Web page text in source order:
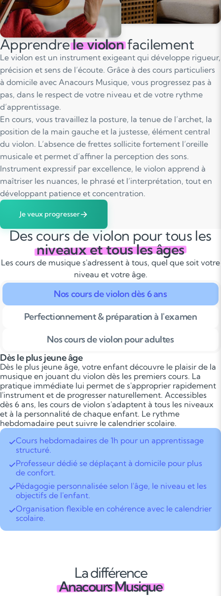
Apprendrele violonfacilement
Le violon est un instrument exigeant qui développe rigueur,
précision et sens de l’écoute. Grâce à des cours particuliers
à domicile avec Anacours Musique, vous progressez pas à
pas, dans le respect de votre niveau et de votre rythme
d’apprentissage.
En cours, vous travaillez la posture, la tenue de l’archet, la
position de la main gauche et la justesse, élément central
du violon. L’absence de frettes sollicite fortement l’oreille
musicale et permet d’affiner la perception des sons.
Instrument expressif par excellence, le violon apprend à
maîtriser les nuances, le phrasé et l’interprétation, tout en
développant patience et concentration.
Je veux progresser
Des cours de violon pour tous les
niveaux et tous les âges
Les cours de musique s'adressent à tous, quel que soit votre
niveau et votre âge.
Nos cours de violon dès 6 ans
Perfectionnement & préparation à l'examen
Nos cours de violon pour adultes
Dès le plus jeune âge
Dès le plus jeune âge, votre enfant découvre le plaisir de la
musique en jouant du violon dès les premiers cours. La
pratique immédiate lui permet de s'approprier rapidement
l'instrument et de progresser naturellement. Accessibles
dès 6 ans, les cours de violon s'adaptent à tous les niveaux
et à la personnalité de chaque enfant. Le rythme
hebdomadaire peut suivre le calendrier scolaire.
Cours hebdomadaires de 1h pour un apprentissage
structuré.
Professeur dédié se déplaçant à domicile pour plus
de confort.
Pédagogie personnalisée selon l'âge, le niveau et les
objectifs de l'enfant.
Organisation flexible en cohérence avec le calendrier
scolaire.
La différence
Anacours Musique